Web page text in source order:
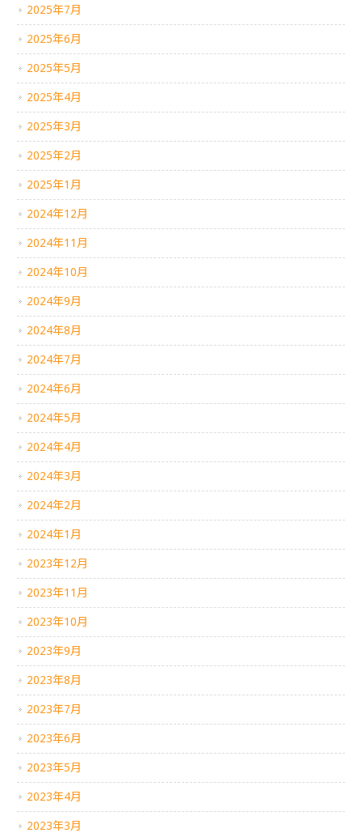
2025年7月
2025年6月
2025年5月
2025年4月
2025年3月
2025年2月
2025年1月
2024年12月
2024年11月
2024年10月
2024年9月
2024年8月
2024年7月
2024年6月
2024年5月
2024年4月
2024年3月
2024年2月
2024年1月
2023年12月
2023年11月
2023年10月
2023年9月
2023年8月
2023年7月
2023年6月
2023年5月
2023年4月
2023年3月